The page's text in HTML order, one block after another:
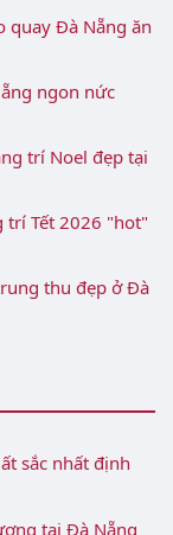
quay Đà Nẵng ăn
ngon nức
trí Noel đẹp tại
trí Tết 2026 "hot"
thu đẹp ở Đà
sắc nhất định
tại Đà Nẵng